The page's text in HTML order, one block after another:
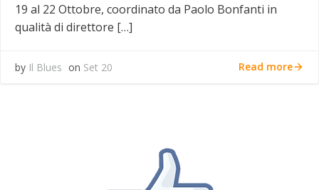
19 al 22 Ottobre, coordinato da Paolo Bonfanti in
qualità di direttore […]
by Il Blues on Set 20 Read more